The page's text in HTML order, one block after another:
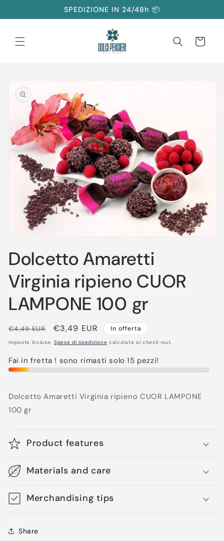
ai contenuti
SPEDIZIONE IN 24/48h 📦
Carrello
informazioni
sul prodotto
multimediali
1
finestra
modale
Dolcetto Amaretti
Virginia ripieno CUOR
LAMPONE 100 gr
Prezzo
di
€4,49 EUR
Prezzo
scontato
€3,49 EUR In offerta
Imposte incluse. Spese di spedizione calcolate al check-out.
Fai in fretta ! sono rimasti solo 15 pezzi!
Dolcetto Amaretti Virginia ripieno CUOR LAMPONE
100 gr
Product features
Materials and care
Merchandising tips
Share